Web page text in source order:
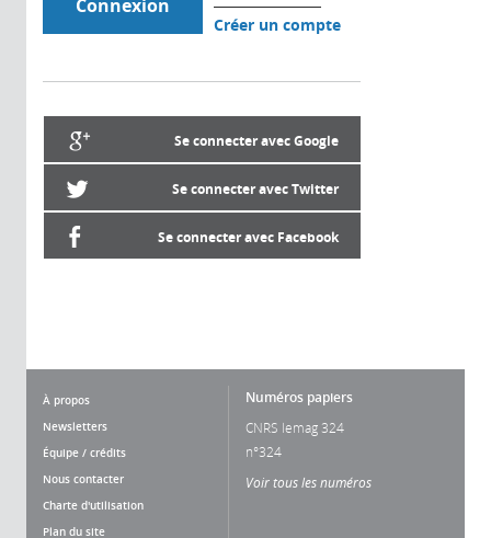
Créer un compte
Se connecter avec Google
Se connecter avec Twitter
Se connecter avec Facebook
À propos
Newsletters
Équipe / crédits
Nous contacter
Charte d'utilisation
Plan du site
Numéros papiers
CNRS lemag 324
n°324
Voir tous les numéros